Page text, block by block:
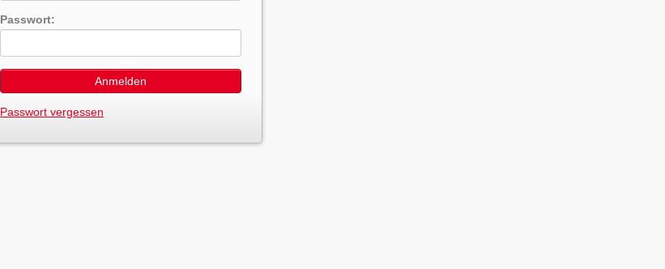
Passwort:
Anmelden
Passwort vergessen